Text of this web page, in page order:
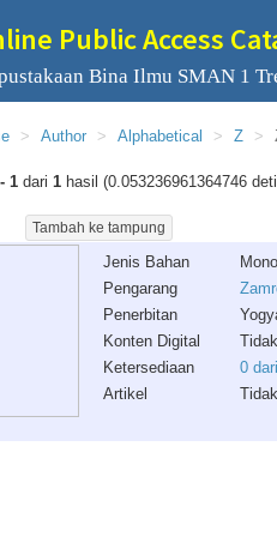
Public Access
Bina Ilmu SMAN 1
Author Alphabetical Z
1 dari 1 hasil (0.053236961364746
Jenis Bahan
Pengarang
Penerbitan
Konten Digital
Ketersediaan
0
Artikel